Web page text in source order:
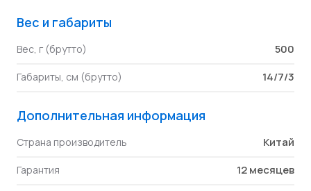
Вес и габариты
Вес, г (брутто) 500
Габариты, см (брутто) 14/7/3
Дополнительная информация
Страна производитель Китай
Гарантия 12 месяцев